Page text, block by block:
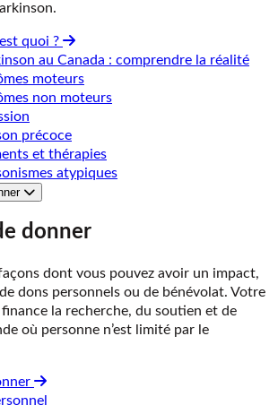
quoi ?
au Canada : comprendre la réalité
moteurs
non moteurs
précoce
et thérapies
atypiques
donner
dont vous pouvez avoir un impact,
de dons personnels ou de bénévolat. Votre
la recherche, du soutien et de
où personne n’est limité par le